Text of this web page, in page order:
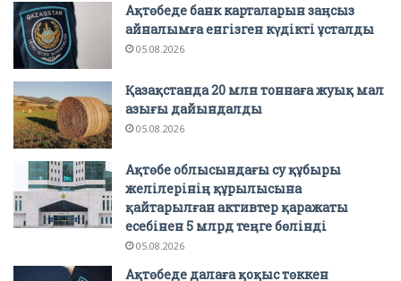
Ақтөбеде банк карталарын заңсыз
айналымға енгізген күдікті ұсталды
05.08.2026
Қазақстанда 20 млн тоннаға жуық мал
азығы дайындалды
05.08.2026
Ақтөбе облысындағы су құбыры
желілерінің құрылысына
қайтарылған активтер қаражаты
есебінен 5 млрд теңге бөлінді
05.08.2026
Ақтөбеде далаға қоқыс төккен